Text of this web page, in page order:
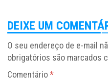
DEIXE UM
O seu endereço de e-mail
obrigatórios são marcados
Comentário*